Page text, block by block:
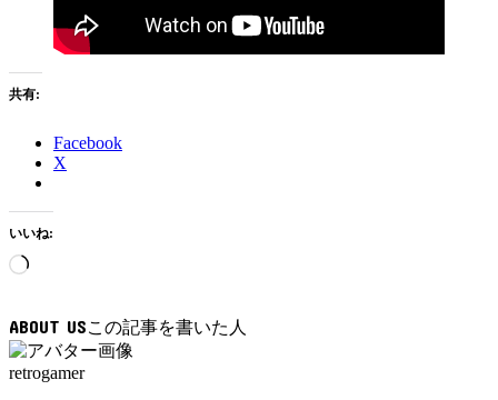
共有:
Facebook
X
いいね:
読
み
中…
ABOUT US
retrogamer